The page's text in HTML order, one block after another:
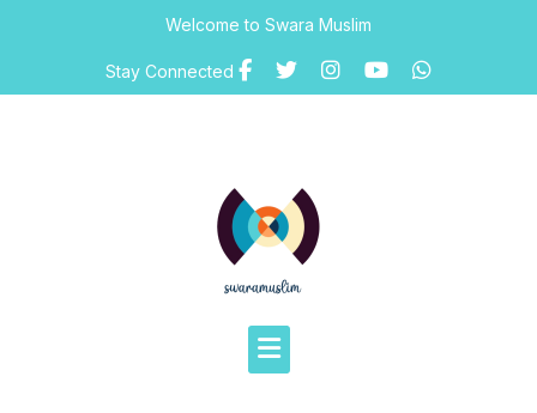
Welcome to Swara Muslim
Stay Connected